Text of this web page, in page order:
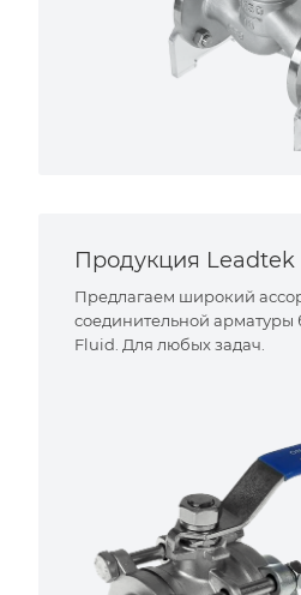
Продукция Leadtek
Предлагаем широкий
соединительной арматуры
Fluid. Для любых задач.